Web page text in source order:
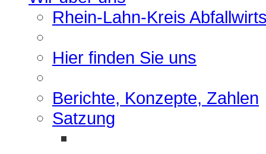
Rhein-Lahn-Kreis
Hier finden Sie uns
Berichte, Konzepte, Zahlen
Satzung